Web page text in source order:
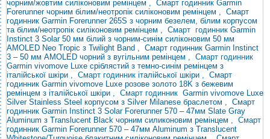
чорним/жовтим силіконовим ремінцем , Смарт годинник Garmin
Forerunner чорним білим/неотропік силіконовим ремінцем , Смарт
годинник Garmin Forerunner 265S з чорним безелем, білим корпусом
та білим/неотропік силіконовим ремінцем , Смарт годинник Garmin
Instinct 3 Solar 50 мм білий з чорним-синім силіконовим 50 мм
AMOLED Neo Tropic з Twilight Band , Смарт годинник Garmin Instinct
3 – 50 мм AMOLED чорний з вугільним ремінцем , Смарт годинник
Garmin vivomove Luxe сріблястий з темно-синім ремінцем з
італійської шкіри , Смарт годинник італійської шкіри , Смарт
годинник Garmin vivomove Luxe розове золото 18K з бежевим
ремінцем з італійської шкіри , Смарт годинник Garmin vivomove Luxe
Silver Stainless Steel корпусом з Silver Milanese браслетом , Смарт
годинник Garmin Instinct 3 Solar Forerunner 570 – 47мм Slate Gray
Aluminum з Translucent Black чорним силиконовим ремінцем , Смарт
годинник Garmin Forerunner 570 – 47мм Aluminum з Translucent